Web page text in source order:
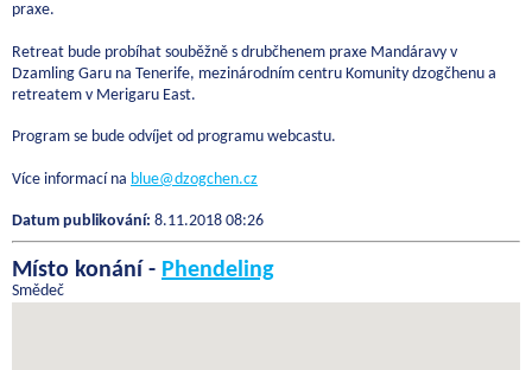
praxe.
Retreat bude probíhat souběžně s drubčhenem praxe Mandáravy v
Dzamling Garu na Tenerife, mezinárodním centru Komunity dzogčhenu a
retreatem v Merigaru East.
Program se bude odvíjet od programu webcastu.
Více informací na blue@dzogchen.cz
Datum publikování: 8.11.2018 08:26
Místo konání - Phendeling
Smědeč